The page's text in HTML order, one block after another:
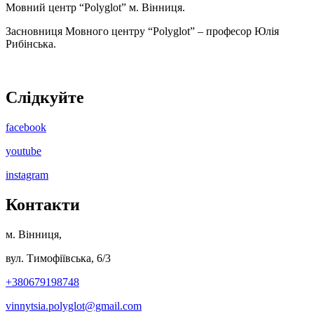
Мовний центр “Polyglot” м. Вінниця.
Засновниця Мовного центру “Polyglot” – професор Юлія
Рибінська.
Слідкуйте
facebook
youtube
instagram
Контакти
м. Вінниця,
вул. Тимофіївська, 6/3
+380679198748
vinnytsia.polyglot@gmail.com